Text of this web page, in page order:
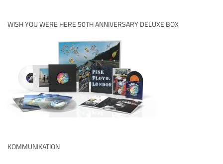
WISH YOU WERE HERE 50TH ANNIVERSARY DELUXE BOX
KOMMUNIKATION